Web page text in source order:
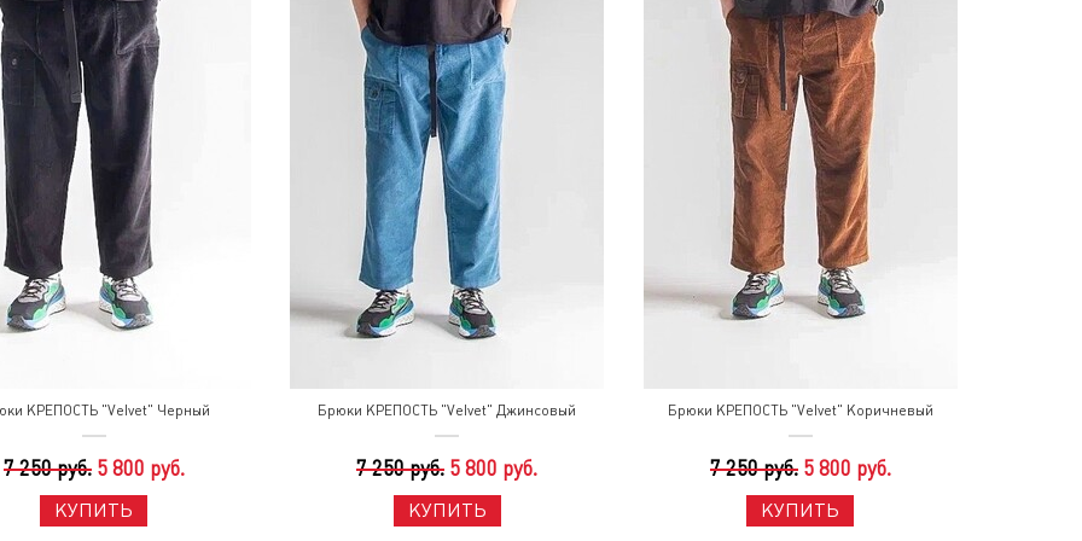
КРЕПОСТЬ "Velvet" Черный
7 250 руб. 5 800 руб.
КУПИТЬ
Брюки КРЕПОСТЬ "Velvet" Джинсовый
7 250 руб. 5 800 руб.
КУПИТЬ
Брюки КРЕПОСТЬ "Velvet" Коричневый
7 250 руб. 5 800 руб.
КУПИТЬ